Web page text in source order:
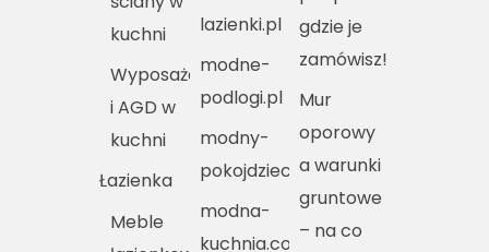
kuchni
Wyposażenie
i AGD w
kuchni
Łazienka
Meble
lazienki.pl
modne-
podlogi.pl
modny-
pokojdziecka.pl
modna-
kuchnia.com.pl
gdzie je
zamówisz!
Mur
oporowy
a warunki
gruntowe
– na co